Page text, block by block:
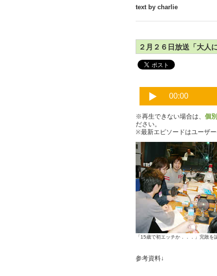
text by charlie
２月２６日放送「大人
※再生できない場合は、 個
ださい。
※最新エピソードはユーザ
「15歳で初エッチか．．．」完敗を
参考資料↓